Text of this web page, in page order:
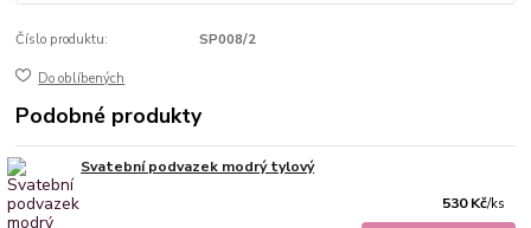
Číslo produktu: SP008/2
Do oblíbených
Podobné produkty
Svatební podvazek modrý tylový
530 Kč/ks